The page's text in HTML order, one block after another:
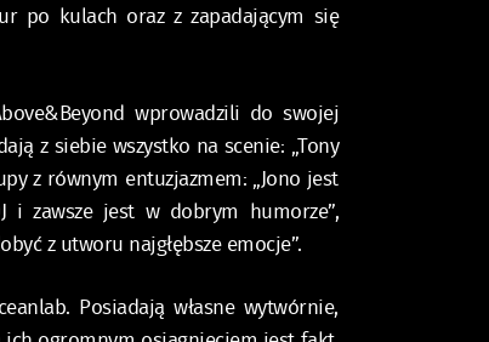
po kulach oraz z zapadającym się
wprowadzili do swojej
z siebie wszystko na scenie: „Tony
z równym entuzjazmem: „Jono jest
i zawsze jest w dobrym humorze”,
z utworu najgłębsze emocje”.
Posiadają własne wytwórnie,